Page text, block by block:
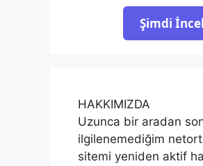
Şimdi
HAKKIMIZDA
Uzunca bir aradan
ilgilenemediğim
sitemi yeniden aktif